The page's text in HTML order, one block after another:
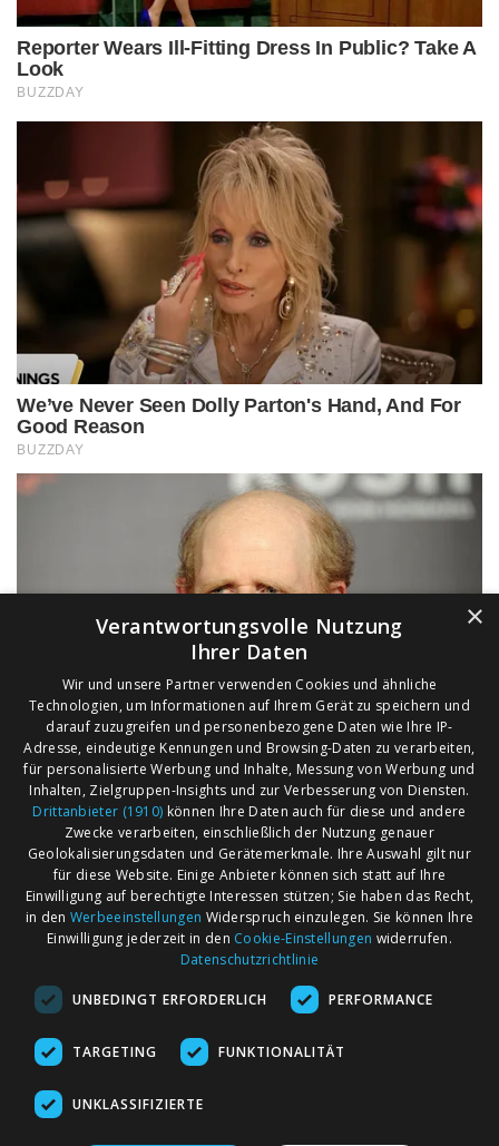
AGB
Impressum
Kontakt
Märkte nach Bundesländern
Märkte nach PLZ
Märkte nach Umkreis
Flohmarkt
×
Verantwortungsvolle Nutzung
Ihrer Daten
Wir und unsere Partner verwenden Cookies und ähnliche
Technologien, um Informationen auf Ihrem Gerät zu speichern und
darauf zuzugreifen und personenbezogene Daten wie Ihre IP-
Adresse, eindeutige Kennungen und Browsing-Daten zu verarbeiten,
für personalisierte Werbung und Inhalte, Messung von Werbung und
Inhalten, Zielgruppen-Insights und zur Verbesserung von Diensten.
Drittanbieter (1910) können Ihre Daten auch für diese und andere
Zwecke verarbeiten, einschließlich der Nutzung genauer
Geolokalisierungsdaten und Gerätemerkmale. Ihre Auswahl gilt nur
für diese Website. Einige Anbieter können sich statt auf Ihre
Einwilligung auf berechtigte Interessen stützen; Sie haben das Recht,
in den Werbeeinstellungen Widerspruch einzulegen. Sie können Ihre
Einwilligung jederzeit in den Cookie-Einstellungen widerrufen.
Datenschutzrichtlinie
UNBEDINGT ERFORDERLICH PERFORMANCE
TARGETING FUNKTIONALITÄT
UNKLASSIFIZIERTE